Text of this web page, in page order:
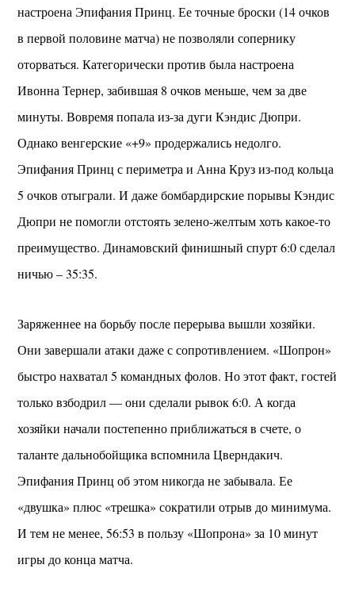
настроена Эпифания Принц. Ее точные броски (14 очков
в первой половине матча) не позволяли сопернику
оторваться. Категорически против была настроена
Ивонна Тернер, забившая 8 очков меньше, чем за две
минуты. Вовремя попала из-за дуги Кэндис Дюпри.
Однако венгерские «+9» продержались недолго.
Эпифания Принц с периметра и Анна Круз из-под кольца
5 очков отыграли. И даже бомбардирские порывы Кэндис
Дюпри не помогли отстоять зелено-желтым хоть какое-то
преимущество. Динамовский финишный спурт 6:0 сделал
ничью – 35:35.
Заряженнее на борьбу после перерыва вышли хозяйки.
Они завершали атаки даже с сопротивлением. «Шопрон»
быстро нахватал 5 командных фолов. Но этот факт, гостей
только взбодрил — они сделали рывок 6:0. А когда
хозяйки начали постепенно приближаться в счете, о
таланте дальнобойщика вспомнила Цверндакич.
Эпифания Принц об этом никогда не забывала. Ее
«двушка» плюс «трешка» сократили отрыв до минимума.
И тем не менее, 56:53 в пользу «Шопрона» за 10 минут
игры до конца матча.